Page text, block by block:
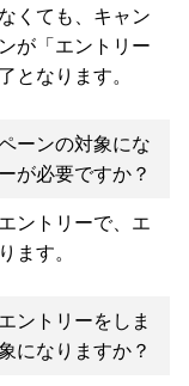
くても、キャン
が「エントリー
となります。
ーンの対象にな
が必要ですか？
ントリーで、エ
ます。
ントリーをしま
になりますか？